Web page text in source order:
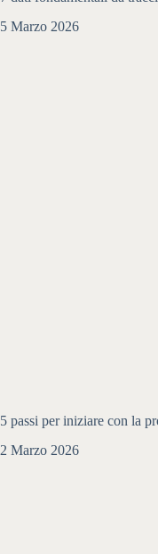
5 Marzo 2026
5 passi per iniziare con la
2 Marzo 2026